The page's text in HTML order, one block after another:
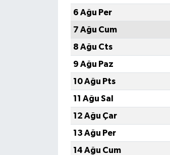
6 Ağu Per
7 Ağu Cum
8 Ağu Cts
9 Ağu Paz
10 Ağu Pts
11 Ağu Sal
12 Ağu Çar
13 Ağu Per
14 Ağu Cum